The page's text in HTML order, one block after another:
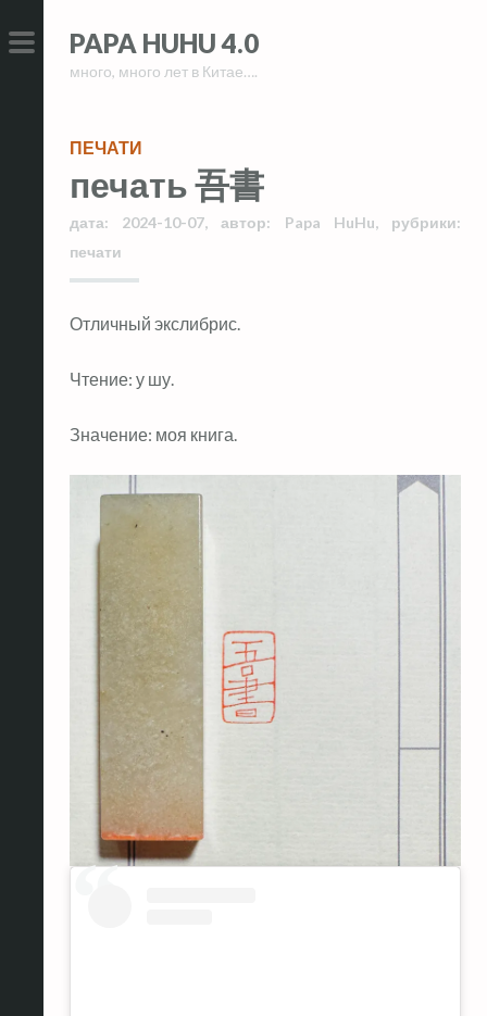
to
PRIMARY
to
PAPA HUHU 4.0
много, много лет в Китае….
ПЕЧАТИ
печать 吾書
дата: 2024-10-07, автор: Papa HuHu,рубрики:
печати
Отличный экслибрис.
Чтение: у шу.
Значение: моя книга.